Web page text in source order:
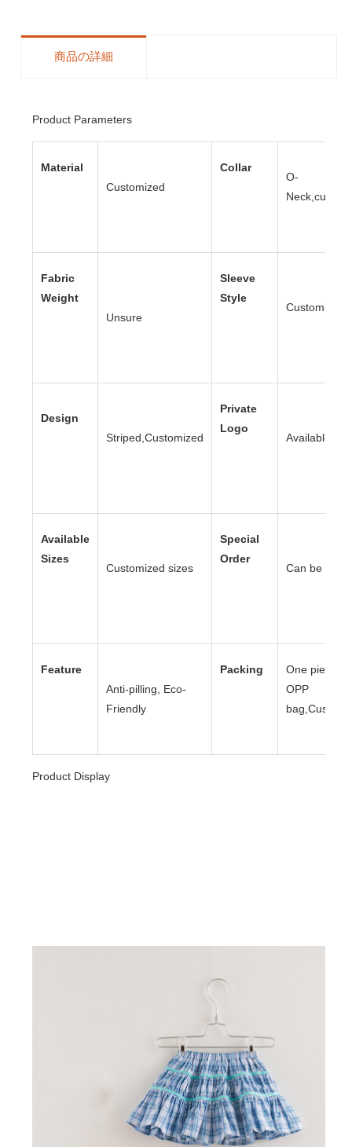
商品の詳細
Product Parameters
Material
Customized
Collar
O-
Fabric
Weight
Unsure
Sleeve
Style
Design
Striped,Customized
Private
Logo
Available
Sizes
Customized sizes
Special
Order
Can be
Feature
Anti-pilling, Eco-
Friendly
Packing
One piece to
OPP
Product Display